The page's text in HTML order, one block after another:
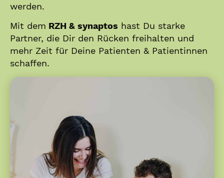
werden.
Mit dem RZH & synaptos hast Du starke
Partner, die Dir den Rücken freihalten und
mehr Zeit für Deine Patienten & Patientinnen
schaffen.